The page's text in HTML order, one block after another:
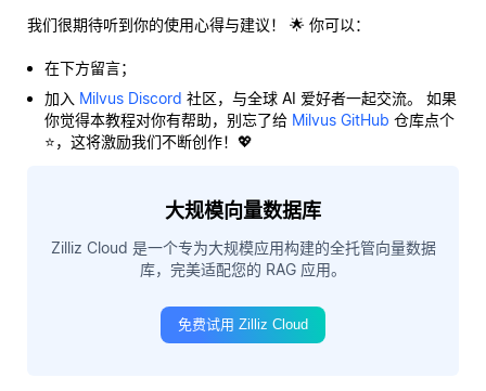
我们很期待听到你的使用心得与建议！ 🌟 你可以：
在下方留言；
加入 Milvus Discord 社区，与全球 AI 爱好者一起交流。 如果
你觉得本教程对你有帮助，别忘了给 Milvus GitHub 仓库点个
⭐，这将激励我们不断创作！💖
大规模向量数据库
Zilliz Cloud 是一个专为大规模应用构建的全托管向量数据
库，完美适配您的 RAG 应用。
免费试用 Zilliz Cloud